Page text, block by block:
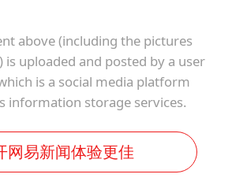
above (including the pictures
is uploaded and posted by a user
is a social media platform
information storage services.
网易新闻体验更佳